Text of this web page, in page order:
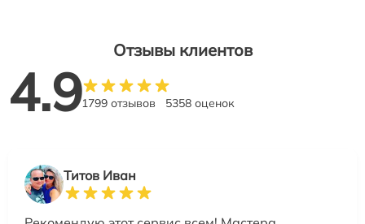
Отзывы клиентов
4.91799 отзывов 5358 оценок
Титов Иван